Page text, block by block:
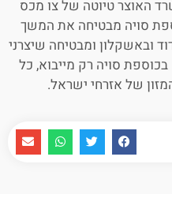
האוצר טיוטה של צו מכס
סויה מבטיחה את המשך
ובאשקלון ומבטיחה שיצרני
בכוספת סויה רק מייבוא, כל
של אזרחי ישראל.